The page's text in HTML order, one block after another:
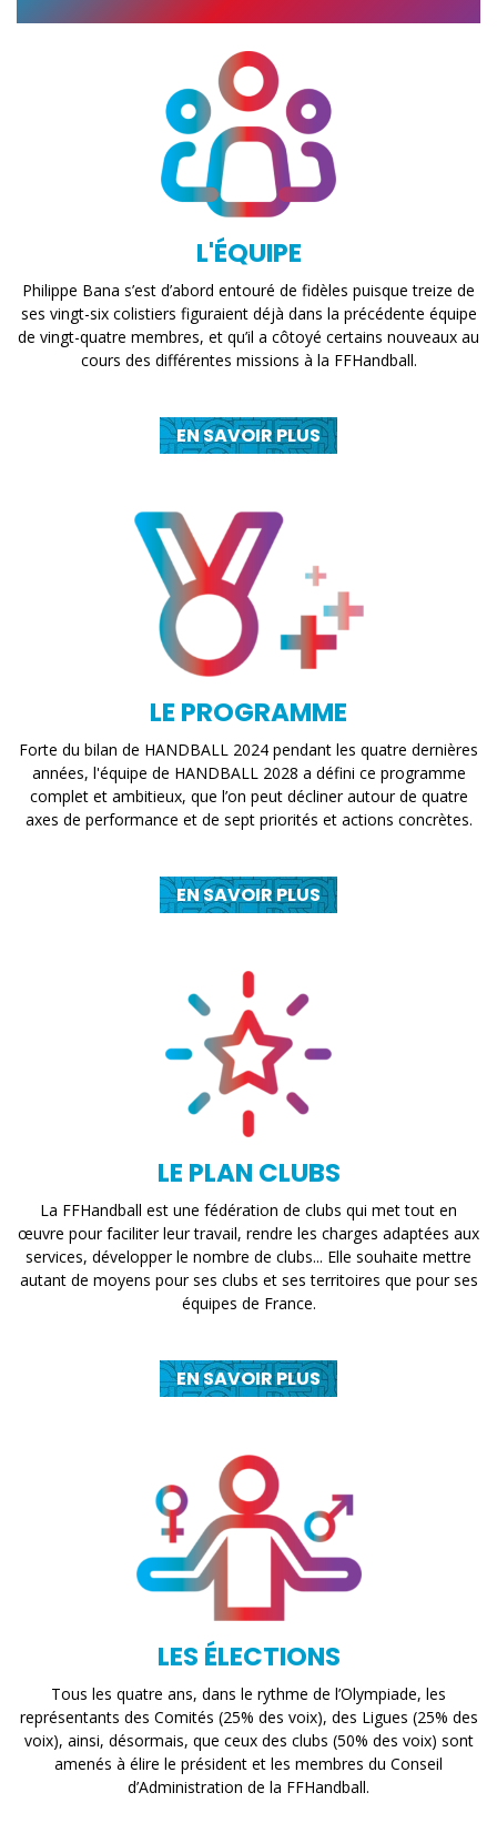
L'ÉQUIPE
Philippe Bana s’est d’abord entouré de fidèles puisque treize de
ses vingt-six colistiers figuraient déjà dans la précédente équipe
de vingt-quatre membres, et qu’il a côtoyé certains nouveaux au
cours des différentes missions à la FFHandball.
EN SAVOIR PLUS
LE PROGRAMME
Forte du bilan de HANDBALL 2024 pendant les quatre dernières
années, l'équipe de HANDBALL 2028 a défini ce programme
complet et ambitieux, que l’on peut décliner autour de quatre
axes de performance et de sept priorités et actions concrètes.
EN SAVOIR PLUS
LE PLAN CLUBS
La FFHandball est une fédération de clubs qui met tout en
œuvre pour faciliter leur travail, rendre les charges adaptées aux
services, développer le nombre de clubs... Elle souhaite mettre
autant de moyens pour ses clubs et ses territoires que pour ses
équipes de France.
EN SAVOIR PLUS
LES ÉLECTIONS
Tous les quatre ans, dans le rythme de l’Olympiade, les
représentants des Comités (25% des voix), des Ligues (25% des
voix), ainsi, désormais, que ceux des clubs (50% des voix) sont
amenés à élire le président et les membres du Conseil
d’Administration de la FFHandball.